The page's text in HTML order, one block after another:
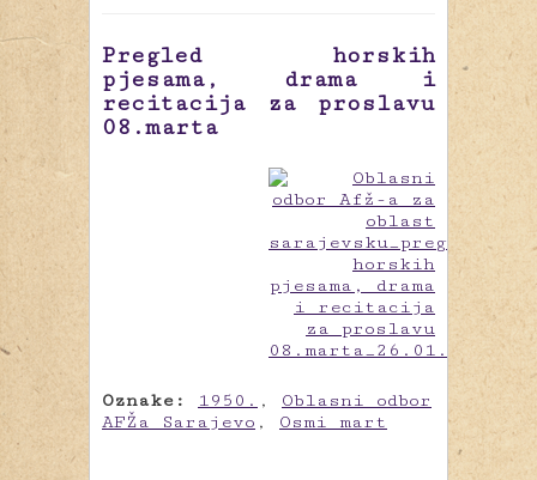
Pregled horskih
pjesama, drama i
recitacija za proslavu
08.marta
Oznake: 1950. , Oblasni odbor
AFŽa Sarajevo , Osmi mart